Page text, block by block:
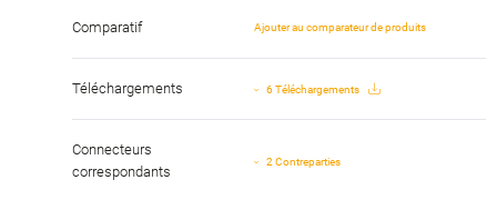
Comparatif Ajouter au comparateur de produits
Téléchargements 6 Téléchargements
Connecteurs
correspondants
2 Contreparties